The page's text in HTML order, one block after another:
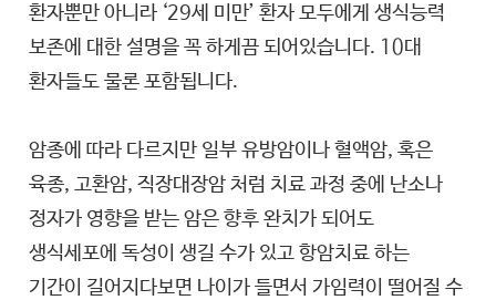
환자뿐만 아니라 ‘29세 미만’ 환자 모두에게 생식능력
보존에 대한 설명을 꼭 하게끔 되어있습니다. 10대
환자들도 물론 포함됩니다.
암종에 따라 다르지만 일부 유방암이나 혈액암, 혹은
육종, 고환암, 직장대장암 처럼 치료 과정 중에 난소나
정자가 영향을 받는 암은 향후 완치가 되어도
생식세포에 독성이 생길 수가 있고 항암치료 하는
기간이 길어지다보면 나이가 들면서 가임력이 떨어질 수